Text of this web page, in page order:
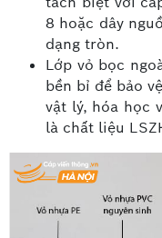
8 hoặc dây
dạng tròn.
Lớp vỏ bọc
bền bỉ để bảo
vật lý, hóa học
là chất liệu